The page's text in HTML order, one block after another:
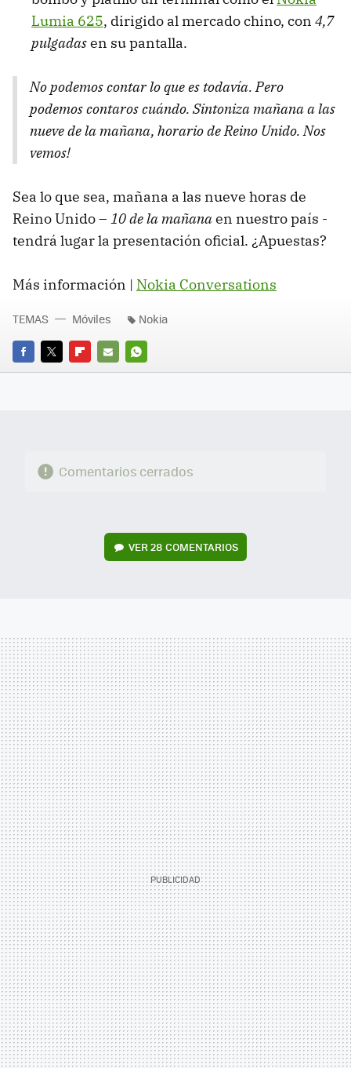
Lumia 625, dirigido al mercado chino, con 4,7
pulgadasen su pantalla.
No podemos contar lo que es todavía. Pero
podemos contaros cuándo. Sintoniza mañana a las
nueve de la mañana, horario de Reino Unido. Nos
vemos!
Sea lo que sea, mañana a las nueve horas de
Reino Unido – 10 de la mañanaen nuestro país -
tendrá lugar la presentación oficial. ¿Apuestas?
Más información | Nokia Conversations
FACEBOOK
TWITTERFLIPBOARD
E-
WHATSAPP
TEMAS Móviles Nokia
Comentarios cerrados
VER28 COMENTARIOS